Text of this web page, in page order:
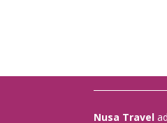
Nusa Travel